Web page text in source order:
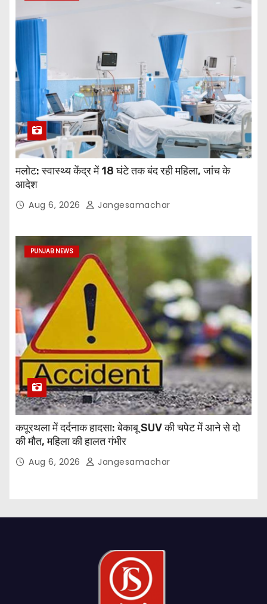
मलोट: स्वास्थ्य केंद्र में 18 घंटे तक बंद रही महिला, जांच के
आदेश
Aug 6, 2026 Jangesamachar
PUNJAB NEWS
कपूरथला में दर्दनाक हादसा: बेकाबू SUV की चपेट में आने से दो
की मौत, महिला की हालत गंभीर
Aug 6, 2026 Jangesamachar